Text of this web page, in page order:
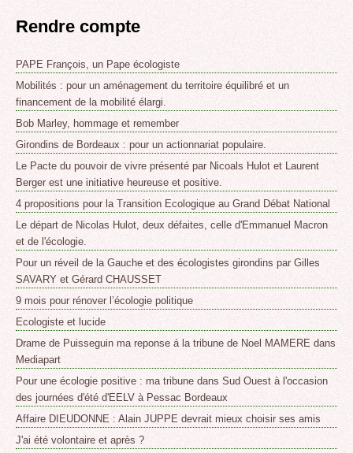
Rendre compte
PAPE François, un Pape écologiste
Mobilités : pour un aménagement du territoire équilibré et un
financement de la mobilité élargi.
Bob Marley, hommage et remember
Girondins de Bordeaux : pour un actionnariat populaire.
Le Pacte du pouvoir de vivre présenté par Nicoals Hulot et Laurent
Berger est une initiative heureuse et positive.
4 propositions pour la Transition Ecologique au Grand Débat National
Le départ de Nicolas Hulot, deux défaites, celle d'Emmanuel Macron
et de l'écologie.
Pour un réveil de la Gauche et des écologistes girondins par Gilles
SAVARY et Gérard CHAUSSET
9 mois pour rénover l’écologie politique
Ecologiste et lucide
Drame de Puisseguin ma reponse á la tribune de Noel MAMERE dans
Mediapart
Pour une écologie positive : ma tribune dans Sud Ouest à l'occasion
des journées d'été d'EELV à Pessac Bordeaux
Affaire DIEUDONNE : Alain JUPPE devrait mieux choisir ses amis
J'ai été volontaire et après ?